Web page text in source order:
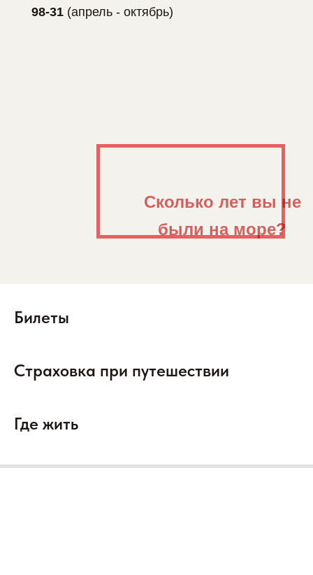
98-31 (апрель - октябрь)
Сколько лет вы не
были на море?
Билеты
Страховка при путешествии
Где жить